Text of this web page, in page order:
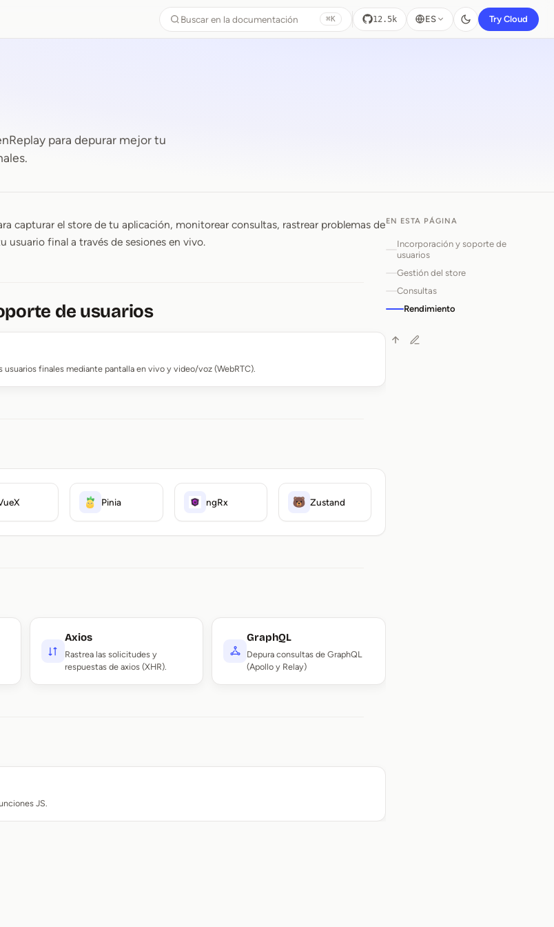
Buscar en la documentación ⌘K 12.5k ES Try Cloud
para depurar mejor tu
capturar el store de tu aplicación, monitorear consultas, rastrear problemas de
usuario final a través de sesiones en vivo.
de usuarios
usuarios finales mediante pantalla en vivo y video/voz (WebRTC).
Pinia ngRx Zustand
Axios
Rastrea las solicitudes y
respuestas de axios (XHR).
GraphQL
Depura consultas de GraphQL
(Apollo y Relay)
JS.
EN ESTA PÁGINA
Incorporación y soporte de
usuarios
Gestión del store
Consultas
Rendimiento